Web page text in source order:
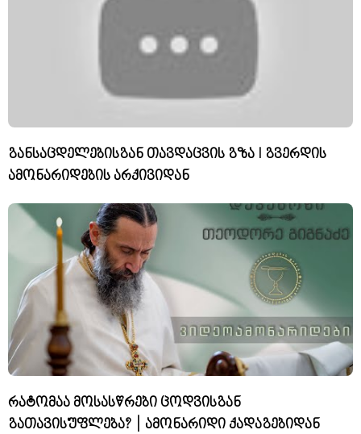
განსაცდელებისგან თავდაცვის გზა I გვერდის
ამონარიდების არქივიდან
რატომაა მოსასწრები ცოდვისგან
გათავისუფლება? | ამონარიდი ქადაგებიდან